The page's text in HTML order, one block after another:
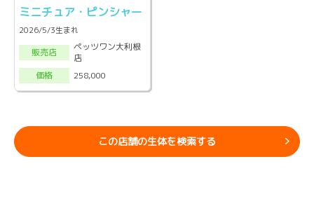
ミニチュア・ピンシャー
2026/5/3生まれ
販売店
ペッツワン大利根
店
価格
258,000
この店舗の生体を検索する